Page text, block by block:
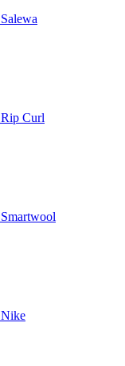
Salewa
Rip Curl
Smartwool
Nike